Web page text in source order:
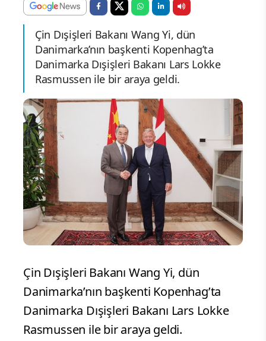
Çin Dışişleri Bakanı Wang Yi, dün
Danimarka’nın başkenti Kopenhag’ta
Danimarka Dışişleri Bakanı Lars Lokke
Rasmussen ile bir araya geldi.
Çin Dışişleri Bakanı Wang Yi, dün
Danimarka’nın başkenti Kopenhag’ta
Danimarka Dışişleri Bakanı Lars Lokke
Rasmussen ile bir araya geldi.